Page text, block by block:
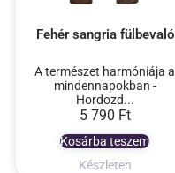
Készleten
Fehér sangria fülbevaló
5 790 Ft
A természet harmóniája a
mindennapokban -
Hordozd...
Kosárba teszem